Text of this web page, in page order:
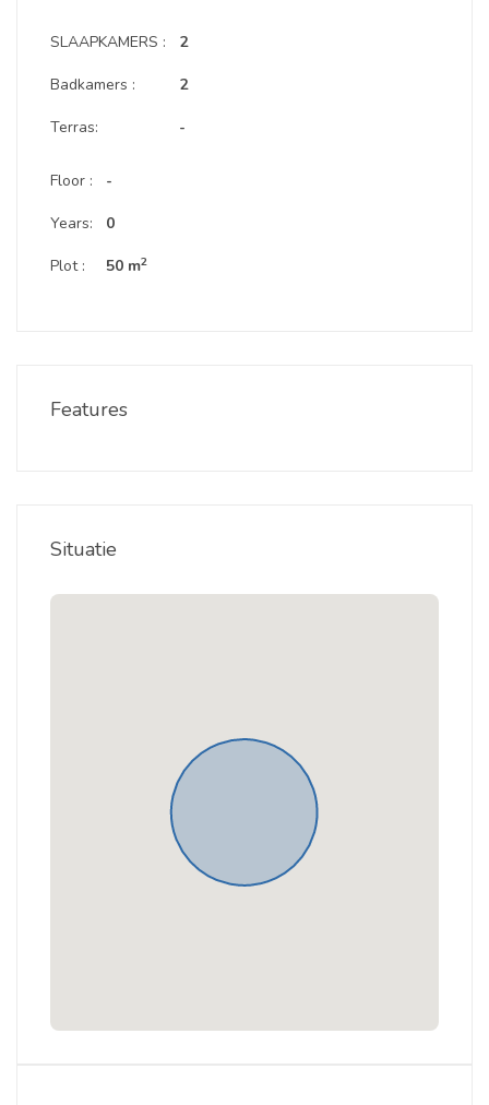
SLAAPKAMERS :
Badkamers :
Terras:
2
2
-
Floor :
Years:
Plot :
-
0
50 m2
Features
Situatie